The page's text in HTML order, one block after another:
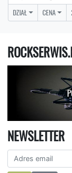
DZIAŁ CENA
NEWSLETTER